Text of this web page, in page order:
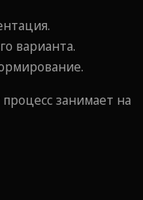
варианта.
занимает на